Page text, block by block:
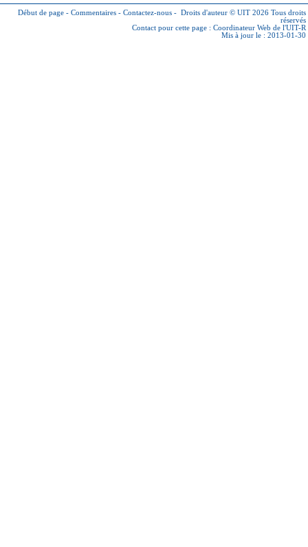
Début de page - Commentaires - Contactez-nous - Droits d'auteur © UIT 2026 Tous droits
réservés
Contact pour cette page : Coordinateur Web de l'UIT-R
Mis à jour le : 2013-01-30